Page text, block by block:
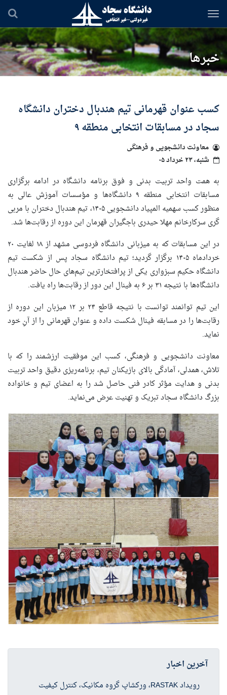
رفتن
محتوای
اصلی
خبرها
کسب عنوان قهرمانی تیم هندبال دختران دانشگاه
سجاد در مسابقات انتخابی منطقه ۹
معاونت دانشجویی و فرهنگی
شنبه، ۲۳ خرداد ۰۵
به همت واحد تربیت بدنی و فوق برنامه دانشگاه در ادامه برگزاری
مسابقات انتخابی منطقه ۹ دانشگاه‌ها و مؤسسات آموزش عالی به
منظور کسب سهمیه المپیاد دانشجویی ۱۴۰۵، تیم هندبال دختران با مربی
گری سرکارخانم مهلا حیدری باجگیران قهرمان این دوره از رقابت‌ها شد.
در این مسابقات که به میزبانی دانشگاه فردوسی مشهد از ۱۸ لغایت ۲۰
خردادماه ۱۴۰۵ برگزار گردید؛ تیم دانشگاه سجاد پس از شکست تیم
دانشگاه حکیم سبزواری یکی از پرافتخارترین تیم‌های حال حاضر هندبال
دانشگاه‌ها با نتیجه ۳۱ بر ۶ به فینال این دور از رقابت‌ها راه یافت.
این تیم توانمند توانست با نتیجه قاطع ۲۴ بر ۱۲ میزبان این دوره از
رقابت‌ها را در مسابقه فینال شکست داده و عنوان قهرمانی را از آنِ خود
نماید.
معاونت دانشجویی و فرهنگی، کسب این موفقیت ارزشمند را که با
تلاش، همدلی، آمادگی بالای بازیکنان تیم، برنامه‌ریزی دقیق واحد تربیت
بدنی و هدایت مؤثر کادر فنی حاصل شد را به اعضای تیم و خانواده
بزرگ دانشگاه سجاد تبریک و تهنیت عرض می‌نماید.
آخرین اخبار
رویداد RASTAK، ورکشاپ گروه مکانیک، کنترل کیفیت